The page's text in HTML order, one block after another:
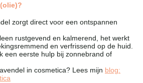
zorgt direct voor een ontspannen
rustgevend en kalmerend, het werkt
en verfrissend op de huid.
een eerste hulp bij zonnebrand of
in cosmetica? Lees mijn blog: